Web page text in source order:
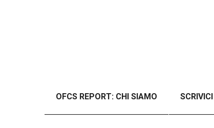
OFCS REPORT: CHI SIAMO SCRIVICI